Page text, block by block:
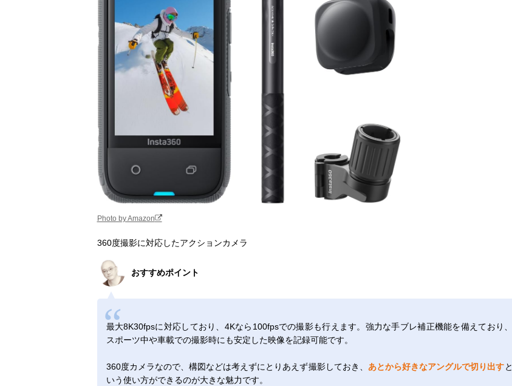
Photo by Amazon
360度撮影に対応したアクションカメラ
おすすめポイント
最大8K30fpsに対応しており、4Kなら100fpsでの撮影も行えます。強力な手ブレ補正機能を備えており、
スポーツ中や車載での撮影時にも安定した映像を記録可能です。
360度カメラなので、構図などは考えずにとりあえず撮影しておき、 あとから好きなアングルで切り出すと
いう使い方ができるのが大きな魅力です。